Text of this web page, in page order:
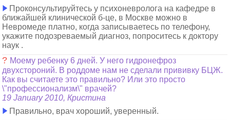
Проконсультируйтесь у психоневролога на кафедре в
ближайшей клинической б-це, в Москве можно в
Невромеде платно, когда записываетесь по телефону,
укажите подозреваемый диагноз, попроситесь к доктору
наук .
? Моему ребенку 6 дней. У него гидронефроз
двухстороний. В роддоме нам не сделали прививку БЦЖ.
Как вы считаете это правильно? Или это просто
\"профессионализм\" врачей?
19 January 2010, Кристина
Правильно, врач хороший, уверенный.